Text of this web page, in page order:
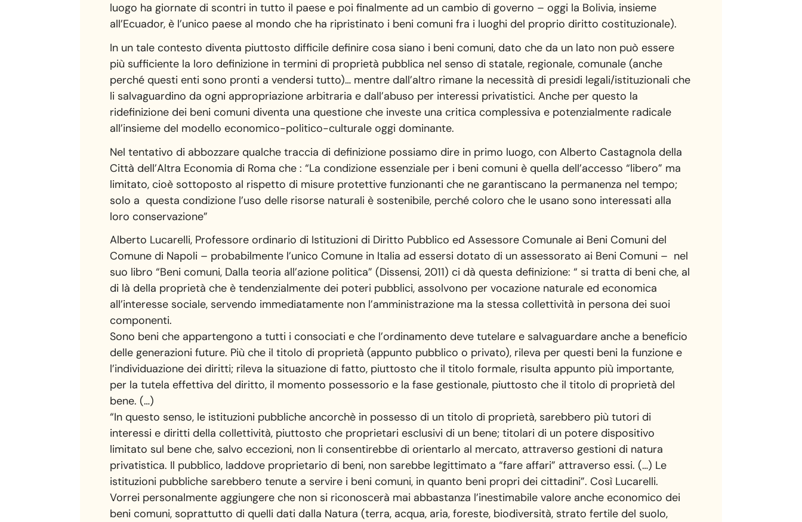
luogo ha giornate di scontri in tutto il paese e poi finalmente ad un cambio di governo – oggi la Bolivia, insieme
all’Ecuador, è l’unico paese al mondo che ha ripristinato i beni comuni fra i luoghi del proprio diritto costituzionale).
In un tale contesto diventa piuttosto difficile definire cosa siano i beni comuni, dato che da un lato non può essere
più sufficiente la loro definizione in termini di proprietà pubblica nel senso di statale, regionale, comunale (anche
perché questi enti sono pronti a vendersi tutto)… mentre dall’altro rimane la necessità di presidi legali/istituzionali che
li salvaguardino da ogni appropriazione arbitraria e dall’abuso per interessi privatistici. Anche per questo la
ridefinizione dei beni comuni diventa una questione che investe una critica complessiva e potenzialmente radicale
all’insieme del modello economico-politico-culturale oggi dominante.
Nel tentativo di abbozzare qualche traccia di definizione possiamo dire in primo luogo, con Alberto Castagnola della
Città dell’Altra Economia di Roma che : “La condizione essenziale per i beni comuni è quella dell’accesso “libero” ma
limitato, cioè sottoposto al rispetto di misure protettive funzionanti che ne garantiscano la permanenza nel tempo;
solo a questa condizione l’uso delle risorse naturali è sostenibile, perché coloro che le usano sono interessati alla
loro conservazione”
Alberto Lucarelli, Professore ordinario di Istituzioni di Diritto Pubblico ed Assessore Comunale ai Beni Comuni del
Comune di Napoli – probabilmente l’unico Comune in Italia ad essersi dotato di un assessorato ai Beni Comuni – nel
suo libro “Beni comuni, Dalla teoria all’azione politica” (Dissensi, 2011) ci dà questa definizione: “ si tratta di beni che, al
di là della proprietà che è tendenzialmente dei poteri pubblici, assolvono per vocazione naturale ed economica
all’interesse sociale, servendo immediatamente non l’amministrazione ma la stessa collettività in persona dei suoi
componenti.
Sono beni che appartengono a tutti i consociati e che l’ordinamento deve tutelare e salvaguardare anche a beneficio
delle generazioni future. Più che il titolo di proprietà (appunto pubblico o privato), rileva per questi beni la funzione e
l’individuazione dei diritti; rileva la situazione di fatto, piuttosto che il titolo formale, risulta appunto più importante,
per la tutela effettiva del diritto, il momento possessorio e la fase gestionale, piuttosto che il titolo di proprietà del
bene. (…)
“In questo senso, le istituzioni pubbliche ancorchè in possesso di un titolo di proprietà, sarebbero più tutori di
interessi e diritti della collettività, piuttosto che proprietari esclusivi di un bene; titolari di un potere dispositivo
limitato sul bene che, salvo eccezioni, non li consentirebbe di orientarlo al mercato, attraverso gestioni di natura
privatistica. Il pubblico, laddove proprietario di beni, non sarebbe legittimato a “fare affari” attraverso essi. (…) Le
istituzioni pubbliche sarebbero tenute a servire i beni comuni, in quanto beni propri dei cittadini”. Così Lucarelli.
Vorrei personalmente aggiungere che non si riconoscerà mai abbastanza l’inestimabile valore anche economico dei
beni comuni, soprattutto di quelli dati dalla Natura (terra, acqua, aria, foreste, biodiversità, strato fertile del suolo,